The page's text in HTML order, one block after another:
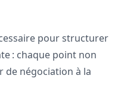
pour structurer
: chaque point non
de négociation à la